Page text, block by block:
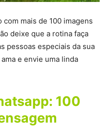
mais de 100 imagens
deixe que a rotina faça
pessoas especiais da sua
e envie uma linda
100